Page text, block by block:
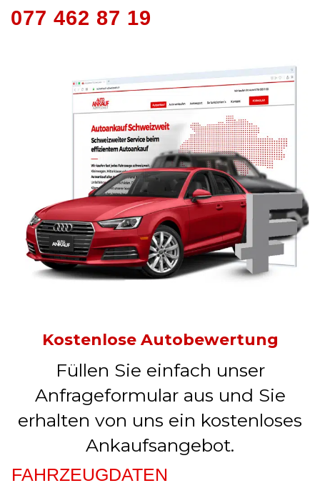
077 462 87 19
Kostenlose Autobewertung
Füllen Sie einfach unser
Anfrageformular aus und Sie
erhalten von uns ein kostenloses
Ankaufsangebot.
FAHRZEUGDATEN